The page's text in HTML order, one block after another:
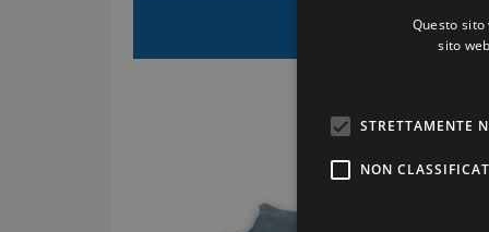
Prezzo di vendita:
Questo
sito
STRETTAMENTE
NON